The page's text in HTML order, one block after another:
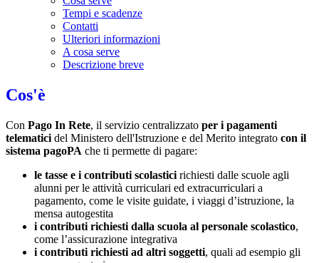
Tempi e scadenze
Contatti
Ulteriori informazioni
A cosa serve
Descrizione breve
Cos'è
Con Pago In Rete, il servizio centralizzato per i pagamenti
telematici del Ministero dell'Istruzione e del Merito integrato con il
sistema pagoPA che ti permette di pagare:
le tasse e i contributi scolastici richiesti dalle scuole agli
alunni per le attività curriculari ed extracurriculari a
pagamento, come le visite guidate, i viaggi d’istruzione, la
mensa autogestita
i contributi richiesti dalla scuola al personale scolastico,
come l’assicurazione integrativa
i contributi richiesti ad altri soggetti, quali ad esempio gli